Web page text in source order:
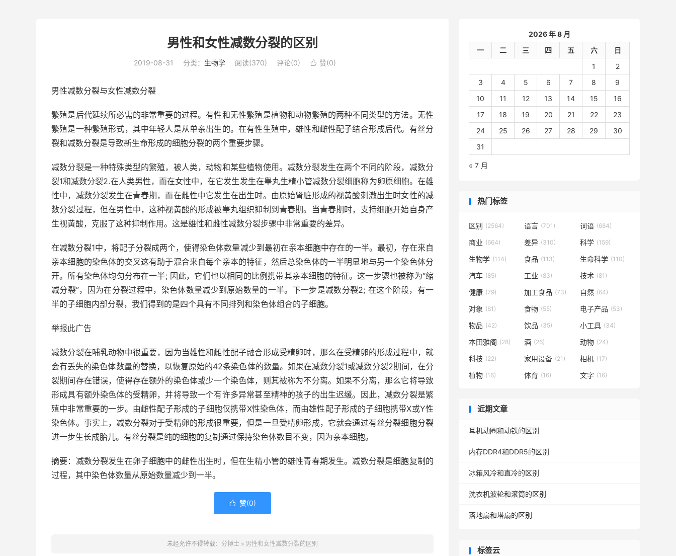
男性和女性减数分裂的区别
2019-08-31 分类： 生物学 阅读(370) 评论(0)  赞(0)
男性减数分裂与女性减数分裂
繁殖是后代延续所必需的非常重要的过程。有性和无性繁殖是植物和动物繁殖的两种不同类型的方法。无性
繁殖是一种繁殖形式，其中年轻人是从单亲出生的。在有性生殖中，雄性和雌性配子结合形成后代。有丝分
裂和减数分裂是导致新生命形成的细胞分裂的两个重要步骤。
减数分裂是一种特殊类型的繁殖，被人类，动物和某些植物使用。减数分裂发生在两个不同的阶段，减数分
裂1和减数分裂2.在人类男性，而在女性中，在它发生发生在睾丸生精小管减数分裂细胞称为卵原细胞。在雄
性中，减数分裂发生在青春期，而在雌性中它发生在出生时。由原始肾脏形成的视黄酸刺激出生时女性的减
数分裂过程，但在男性中，这种视黄酸的形成被睾丸组织抑制到青春期。当青春期时，支持细胞开始自身产
生视黄酸，克服了这种抑制作用。这是雄性和雌性减数分裂步骤中非常重要的差异。
在减数分裂1中，将配子分裂成两个，使得染色体数量减少到最初在亲本细胞中存在的一半。最初，存在来自
亲本细胞的染色体的交叉这有助于混合来自每个亲本的特征，然后总染色体的一半明显地与另一个染色体分
开。所有染色体均匀分布在一半; 因此，它们也以相同的比例携带其亲本细胞的特征。这一步骤也被称为“缩
减分裂”，因为在分裂过程中，染色体数量减少到原始数量的一半。下一步是减数分裂2; 在这个阶段，有一
半的子细胞内部分裂，我们得到的是四个具有不同排列和染色体组合的子细胞。
举报此广告
减数分裂在哺乳动物中很重要，因为当雄性和雌性配子融合形成受精卵时，那么在受精卵的形成过程中，就
会有丢失的染色体数量的替换，以恢复原始的42条染色体的数量。如果在减数分裂1或减数分裂2期间，在分
裂期间存在错误，使得存在额外的染色体或少一个染色体，则其被称为不分离。如果不分离，那么它将导致
形成具有额外染色体的受精卵，并将导致一个有许多异常甚至精神的孩子的出生迟缓。因此，减数分裂是繁
殖中非常重要的一步。由雌性配子形成的子细胞仅携带X性染色体，而由雄性配子形成的子细胞携带X或Y性
染色体。事实上，减数分裂对于受精卵的形成很重要，但是一旦受精卵形成，它就会通过有丝分裂细胞分裂
进一步生长成胎儿。有丝分裂是纯的细胞的复制通过保持染色体数目不变，因为亲本细胞。
摘要：减数分裂发生在卵子细胞中的雌性出生时，但在生精小管的雄性青春期发生。减数分裂是细胞复制的
过程，其中染色体数量从原始数量减少到一半。
 赞(0)
未经允许不得转载： 分博士 » 男性和女性减数分裂的区别
2026 年 8 月
一
二 三 四 五 六
日
1
2
3
4 5 6 7 8
9
10
11 12 13 14 15
16
17
18 19 20 21 22
23
24
25 26 27 28 29
30
31
« 7 月
热门标签
区别 (2564) 语言 (701) 词语 (684)
商业 (664) 差异 (310) 科学 (159)
生物学 (114) 食品 (113) 生命科学 (110)
汽车 (85) 工业 (83) 技术 (81)
健康 (79) 加工食品 (73) 自然 (64)
对象 (61) 食物 (55) 电子产品 (53)
物品 (42) 饮品 (35) 小工具 (34)
本田雅阁 (28) 酒 (26) 动物 (24)
科技 (22) 家用设备 (21) 相机 (17)
植物 (16) 体育 (16) 文字 (16)
近期文章
耳机动圈和动铁的区别
内存DDR4和DDR5的区别
冰箱风冷和直冷的区别
洗衣机波轮和滚筒的区别
落地扇和塔扇的区别
标签云